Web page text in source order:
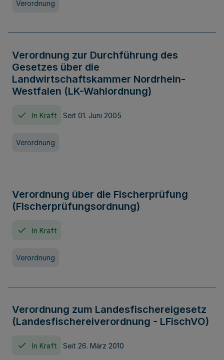
Verordnung
Verordnung zur Durchführung des
Gesetzes über die
Landwirtschaftskammer Nordrhein-
Westfalen (LK-Wahlordnung)
In Kraft Seit 01. Juni 2005
Verordnung
Verordnung über die Fischerprüfung
(Fischerprüfungsordnung)
In Kraft
Verordnung
Verordnung zum Landesfischereigesetz
(Landesfischereiverordnung - LFischVO)
In Kraft Seit 26. März 2010